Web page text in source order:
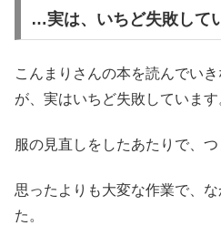
…実は、いちど失敗して
こんまりさんの本を読んでい
が、実はいちど失敗しています
服の見直しをしたあたりで、つ
思ったよりも大変な作業で、
た。